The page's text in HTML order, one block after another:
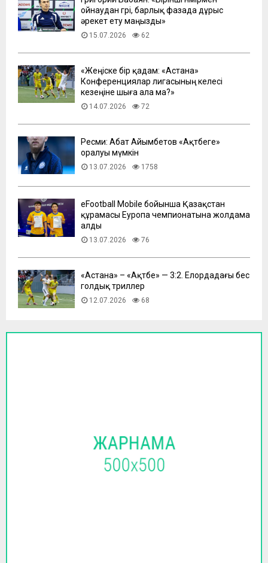
ойнаудан гөрі, барлық фазада дұрыс
әрекет ету маңызды»
15.07.2026 62
«Жеңіске бір қадам: «Астана»
Конференциялар лигасының келесі
кезеңіне шыға ала ма?»
14.07.2026 72
Ресми: Абат Айымбетов «Ақтөбеге»
оралуы мүмкін
13.07.2026 1758
eFootball Mobile бойынша Қазақстан
құрамасы Еуропа чемпионатына жолдама
алды
13.07.2026 76
​«Астана» – «Ақтөбе» — 3:2. Елордадағы бес
голдық триллер
12.07.2026 68